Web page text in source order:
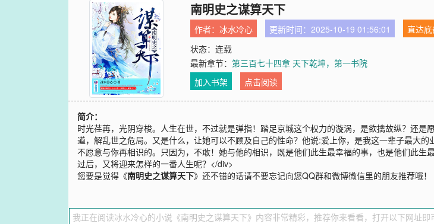
南明史之谋算天下
作者：冰水冷心 更新时间：2025-10-19 01:56:01
直达
状态：连载
最新章节：第三百七十四章 天下乾坤，第一书院
加入书架
点击阅读
简介：
时光荏苒，光阴穿梭。人生在世，不过就是弹指！踏足京城这个权力的漩涡，是欲擒故纵？还
遒，解乱世之危局。又是什么，让她可以不顾及自己的性命？他说:爱上你，是我这一辈子最大
不愿意与你再相识的。只因为，不敢！她与他的相识，既是他们此生最幸福的事，也是他们此
过后，又将迎来怎样的一番人生呢？</div>
您要是觉得《南明史之谋算天下》还不错的话请不要忘记向您QQ群和微博微信里的朋友推荐哦！